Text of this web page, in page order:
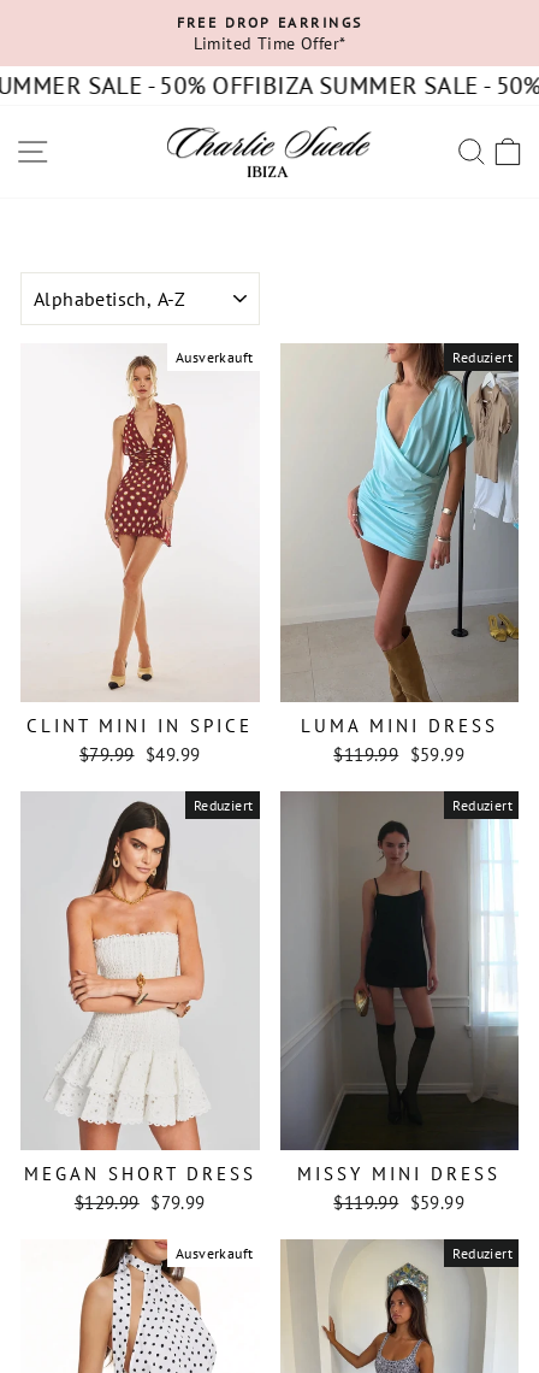
Inhalt
Pause
Diashow
FREE DROP EARRINGS
Limited Time Offer*
SALE - 50% OFFIBIZA SUMMER SALE - 50%
SEITENNAVIGATION
Ausverkauft
CLINT MINI IN SPICE
Normaler
$79.99 Sonderpreis
$49.99
Reduziert
LUMA MINI DRESS
Normaler
$119.99 Sonderpreis
$59.99
Reduziert
MEGAN SHORT DRESS
Normaler
$129.99 Sonderpreis
$79.99
Reduziert
MISSY MINI DRESS
Normaler
$119.99 Sonderpreis
$59.99
Ausverkauft Reduziert